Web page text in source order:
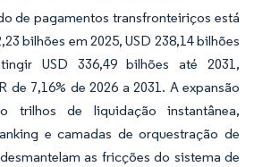
de pagamentos transfronteiriços está
bilhões em 2025, USD 238,14 bilhões
USD 336,49 bilhões até 2031,
de 7,16% de 2026 a 2031. A expansão
trilhos de liquidação instantânea,
e camadas de orquestração de
as fricções do sistema de